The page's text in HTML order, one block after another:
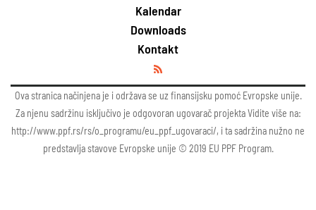
Kalendar
Downloads
Kontakt
Ova stranica načinjena je i održava se uz finansijsku pomoć Evropske unije.
Za njenu sadržinu isključivo je odgovoran ugovarač projekta Vidite više na:
http://www.ppf.rs/rs/o_programu/eu_ppf_ugovaraci/, i ta sadržina nužno ne
predstavlja stavove Evropske unije © 2019 EU PPF Program.